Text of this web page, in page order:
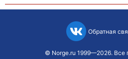
Обратная
© Norge.ru 1999—2026. Все